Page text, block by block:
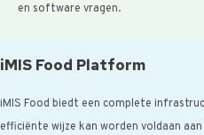
en software vragen.
iMIS Food Platform
iMIS Food biedt een complete
efficiënte wijze kan worden voldaan